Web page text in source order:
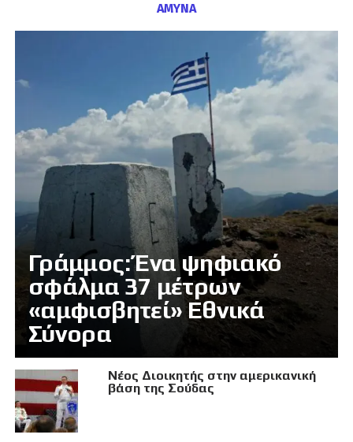
ΑΜΥΝΑ
Γράμμος: Ένα ψηφιακό
σφάλμα 37 μέτρων
«αμφισβητεί» Εθνικά
Σύνορα
Νέος Διοικητής στην αμερικανική
βάση της Σούδας